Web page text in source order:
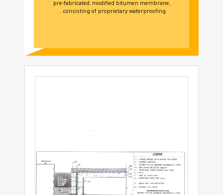
pre-fabricated, modified bitumen membrane,
consisting of proprietary waterproofing ...